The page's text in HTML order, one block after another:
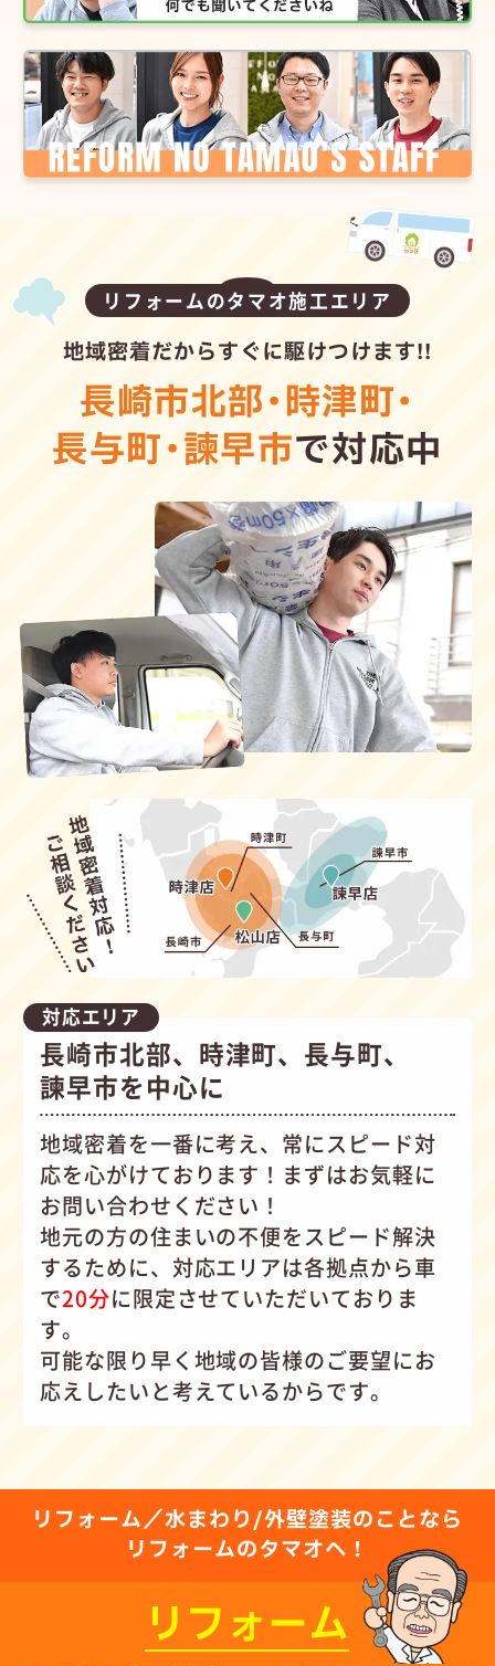
リフォームのタマオ施工エリア
地域密着だからすぐに駆けつけます!!
長崎市北部・時津町・
長与町・諫早市で対応中
対応エリア
長崎市北部、時津町、長与町、
諫早市を中心に
地域密着を一番に考え、常にスピード対
応を心がけております！まずはお気軽に
お問い合わせください！
地元の方の住まいの不便をスピード解決
するために、対応エリアは各拠点から車
で20分に限定させていただいておりま
す。
可能な限り早く地域の皆様のご要望にお
応えしたいと考えているからです。
リフォーム／水まわり/外壁塗装のことなら
リフォームのタマオへ！
リフォーム